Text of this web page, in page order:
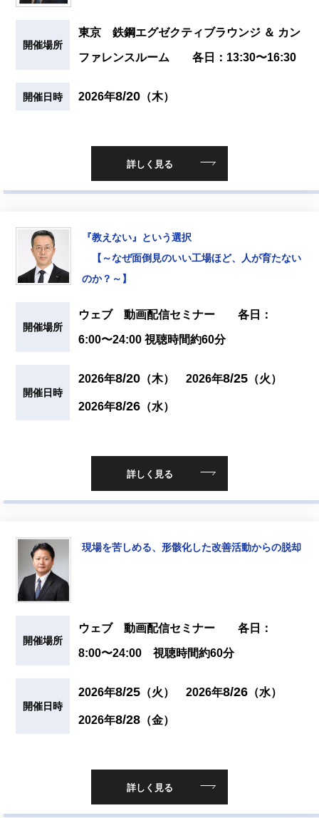
開催場所
東京 鉄鋼エグゼクティブラウンジ ＆ カン
ファレンスルーム 各日：13:30〜16:30
開催日時 2026年8/20 （木）
詳しく見る
『教えない』という選択
【～なぜ面倒見のいい工場ほど、人が育たない
のか？～】
開催場所
ウェブ 動画配信セミナー 各日：
6:00〜24:00 視聴時間約60分
開催日時
2026年8/20 （木） 2026年8/25 （火）
2026年8/26 （水）
詳しく見る
現場を苦しめる、形骸化した改善活動からの脱却
開催場所
ウェブ 動画配信セミナー 各日：
8:00〜24:00 視聴時間約60分
開催日時
2026年8/25 （火） 2026年8/26 （水）
2026年8/28 （金）
詳しく見る